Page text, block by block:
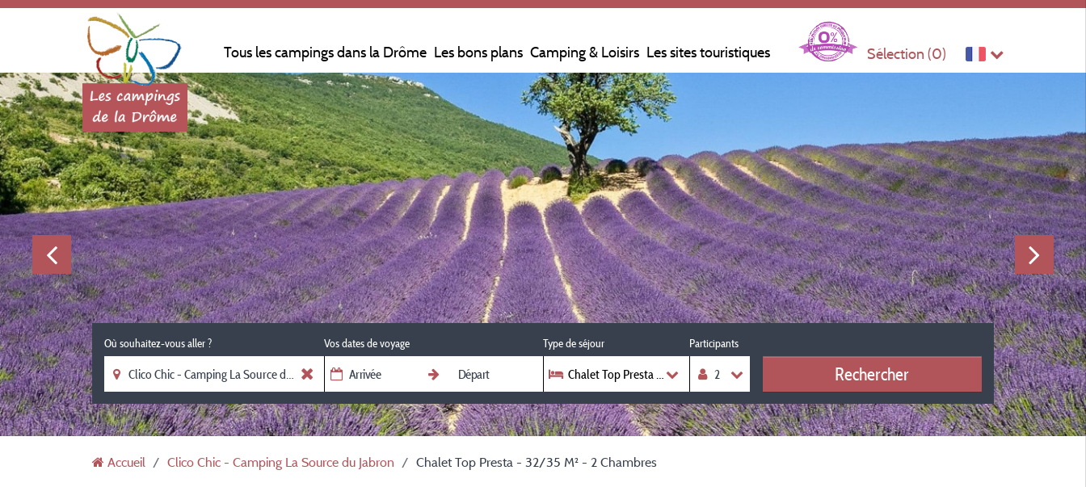
Tous les campings dans la Drôme Les bons plans Camping & Loisirs Les sites touristiques Sélection (0)
Où souhaitez-vous aller ? Vos dates de voyage Type de séjour
Chalet Top Presta - 32/35 M² - 2 Chambres
Participants
Rechercher
Accueil Clico Chic - Camping La Source du Jabron Chalet Top Presta - 32/35 M² - 2 Chambres